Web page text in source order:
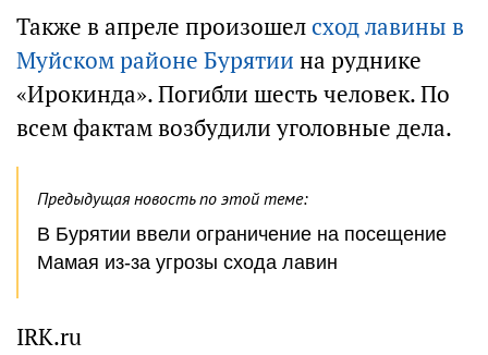
Также в апреле произошелсход лавины в
Муйском районе Бурятии на руднике
«Ирокинда». Погибли шесть человек. По
всем фактам возбудили уголовные дела.
Предыдущая новость по этой теме:
В Бурятии ввели ограничение на посещение
Мамая из-за угрозы схода лавин
IRK.ru